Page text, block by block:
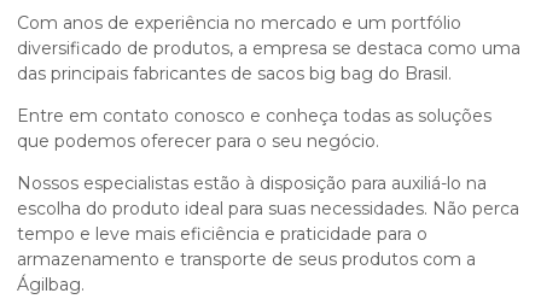
Com anos de experiência no mercado e um portfólio
diversificado de produtos, a empresa se destaca como uma
das principais fabricantes de sacos big bag do Brasil.
Entre em contato conosco e conheça todas as soluções
que podemos oferecer para o seu negócio.
Nossos especialistas estão à disposição para auxiliá-lo na
escolha do produto ideal para suas necessidades. Não perca
tempo e leve mais eficiência e praticidade para o
armazenamento e transporte de seus produtos com a
Ágilbag.